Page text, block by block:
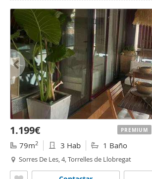
1.199€
79m2 3 Hab 1 Baño
Sorres De Les, 4, Torrelles de Llobregat
PREMIUM